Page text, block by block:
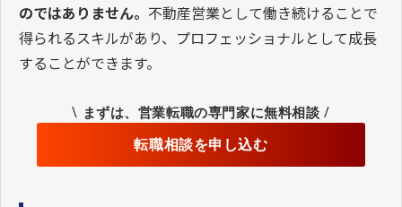
のではありません。 不動産営業として働き続けることで
得られるスキルがあり、プロフェッショナルとして成長
することができます。
\ まずは、営業転職の専門家に無料相談 /
転職相談を申し込む